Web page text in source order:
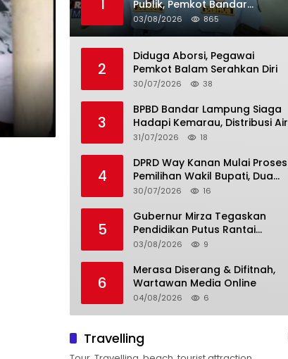
1
Publik, Pemkot Bandar
Lampung Uji Coba Bus Umum
03/08/2026 865
2
Diduga Aborsi, Pegawai
Pemkot Balam Serahkan Diri
30/07/2026 38
3
BPBD Bandar Lampung Siaga
Hadapi Kemarau, Distribusi Air
31/07/2026 18
4
DPRD Way Kanan Mulai Proses
Pemilihan Wakil Bupati, Dua
Nama Resmi Bersaing
30/07/2026 16
5
Gubernur Mirza Tegaskan
Pendidikan Putus Rantai
Kemiskinan
03/08/2026 9
6
Merasa Diserang & Difitnah,
Wartawan Media Online
04/08/2026 6
Travelling